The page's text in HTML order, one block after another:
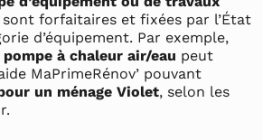
sont forfaitaires et fixées par l’État
d’équipement. Par exemple,
pompe à chaleur air/eau peut
MaPrimeRénov’ pouvant
un ménage Violet, selon les